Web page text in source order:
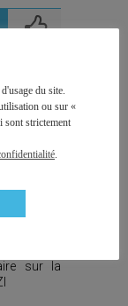
sur la
du site.
ou sur «
sont strictement
.